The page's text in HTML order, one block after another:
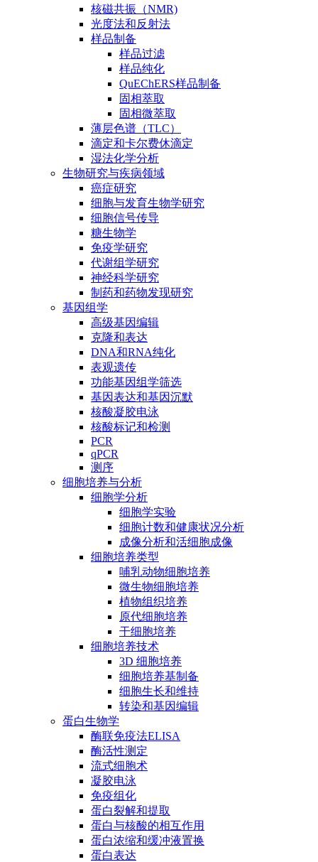
核磁共振（NMR)
光度法和反射法
样品制备
样品过滤
样品纯化
QuEChERS样品制备
固相萃取
固相微萃取
薄层色谱（TLC）
滴定和卡尔费休滴定
湿法化学分析
生物研究与疾病领域
癌症研究
细胞与发育生物学研究
细胞信号传导
糖生物学
免疫学研究
代谢组学研究
神经科学研究
制药和药物发现研究
基因组学
高级基因编辑
克隆和表达
DNA和RNA纯化
表观遗传
功能基因组学筛选
基因表达和基因沉默
核酸凝胶电泳
核酸标记和检测
PCR
qPCR
测序
细胞培养与分析
细胞学分析
细胞学实验
细胞计数和健康状况分析
成像分析和活细胞成像
细胞培养类型
哺乳动物细胞培养
微生物细胞培养
植物组织培养
原代细胞培养
干细胞培养
细胞培养技术
3D 细胞培养
细胞培养基制备
细胞生长和维持
转染和基因编辑
蛋白生物学
酶联免疫法ELISA
酶活性测定
流式细胞术
凝胶电泳
免疫组化
蛋白裂解和提取
蛋白与核酸的相互作用
蛋白浓缩和缓冲液置换
蛋白表达